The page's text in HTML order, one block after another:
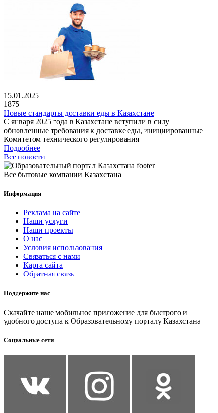
15.01.2025
1875
Новые стандарты доставки еды в Казахстане
С января 2025 года в Казахстане вступили в силу
обновленные требования к доставке еды, инициированные
Комитетом технического регулирования
Подробнее
Все новости
Все бытовые компании Казахстана
Информация
Реклама на сайте
Наши услуги
Наши проекты
О нас
Условия использования
Связаться с нами
Карта сайта
Обратная связь
Поддержите нас
Скачайте наше мобильное приложение для быстрого и
удобного доступа к Образовательному порталу Казахстана
Социальные сети